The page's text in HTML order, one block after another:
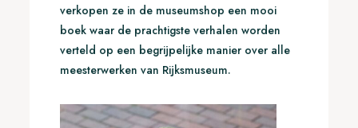
verkopen ze in de museumshop een mooi
boek waar de prachtigste verhalen worden
verteld op een begrijpelijke manier over alle
meesterwerken van Rijksmuseum.